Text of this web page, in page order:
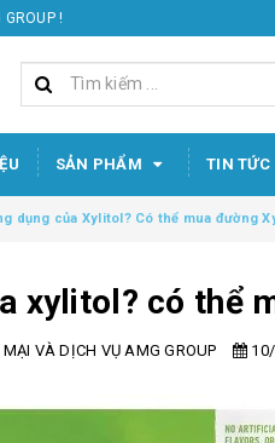
!
SẢN PHẨM TIN TỨC
dụng của Xylitol? Có thể mua đường
xylitol? có thể
VÀ DỊCH VỤ AMG GROUP